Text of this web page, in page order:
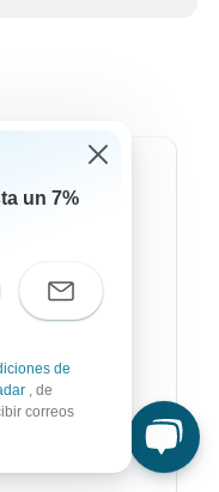
un 7%
de
, de
correos